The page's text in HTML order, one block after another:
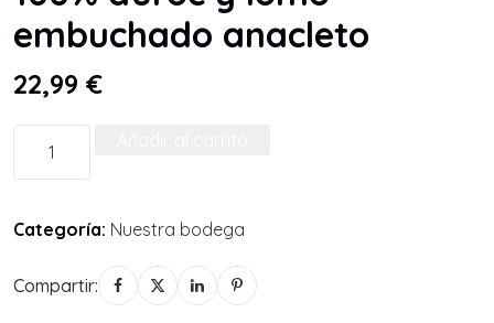
embuchado anacleto
22,99 €
Categoría: Nuestra bodega
Compartir: